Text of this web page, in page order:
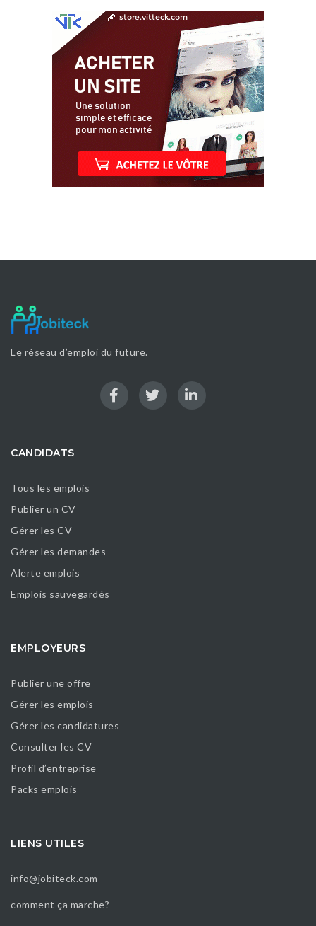
Le réseau d’emploi du future.
CANDIDATS
Tous les emplois
Publier un CV
Gérer les CV
Gérer les demandes
Alerte emplois
Emplois sauvegardés
EMPLOYEURS
Publier une offre
Gérer les emplois
Gérer les candidatures
Consulter les CV
Profil d’entreprise
Packs emplois
LIENS UTILES
info@jobiteck.com
comment ça marche?